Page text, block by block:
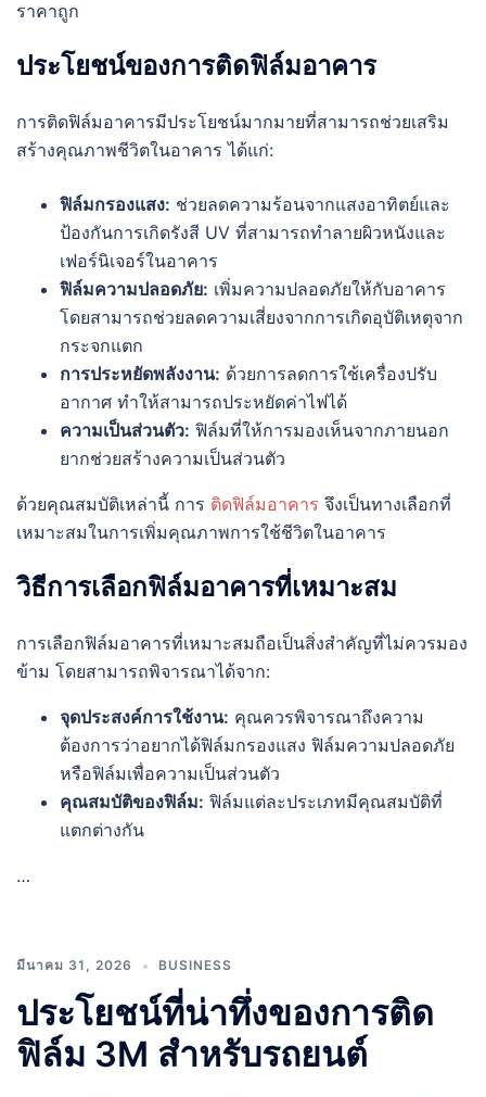
ราคาถูก
ประโยชน์ของการติดฟิล์มอาคาร
การติดฟิล์มอาคารมีประโยชน์มากมายที่สามารถช่วยเสริม
สร้างคุณภาพชีวิตในอาคาร ได้แก่:
ฟิล์มกรองแสง: ช่วยลดความร้อนจากแสงอาทิตย์และ
ป้องกันการเกิดรังสี UV ที่สามารถทำลายผิวหนังและ
เฟอร์นิเจอร์ในอาคาร
ฟิล์มความปลอดภัย: เพิ่มความปลอดภัยให้กับอาคาร
โดยสามารถช่วยลดความเสี่ยงจากการเกิดอุบัติเหตุจาก
กระจกแตก
การประหยัดพลังงาน: ด้วยการลดการใช้เครื่องปรับ
อากาศ ทำให้สามารถประหยัดค่าไฟได้
ความเป็นส่วนตัว: ฟิล์มที่ให้การมองเห็นจากภายนอก
ยากช่วยสร้างความเป็นส่วนตัว
ด้วยคุณสมบัติเหล่านี้ การ ติดฟิล์มอาคาร จึงเป็นทางเลือกที่
เหมาะสมในการเพิ่มคุณภาพการใช้ชีวิตในอาคาร
วิธีการเลือกฟิล์มอาคารที่เหมาะสม
การเลือกฟิล์มอาคารที่เหมาะสมถือเป็นสิ่งสำคัญที่ไม่ควรมอง
ข้าม โดยสามารถพิจารณาได้จาก:
จุดประสงค์การใช้งาน: คุณควรพิจารณาถึงความ
ต้องการว่าอยากได้ฟิล์มกรองแสง ฟิล์มความปลอดภัย
หรือฟิล์มเพื่อความเป็นส่วนตัว
คุณสมบัติของฟิล์ม: ฟิล์มแต่ละประเภทมีคุณสมบัติที่
แตกต่างกัน
…
มีนาคม 31, 2026 BUSINESS
ประโยชน์ที่น่าทึ่งของการติด
ฟิล์ม 3M สำหรับรถยนต์